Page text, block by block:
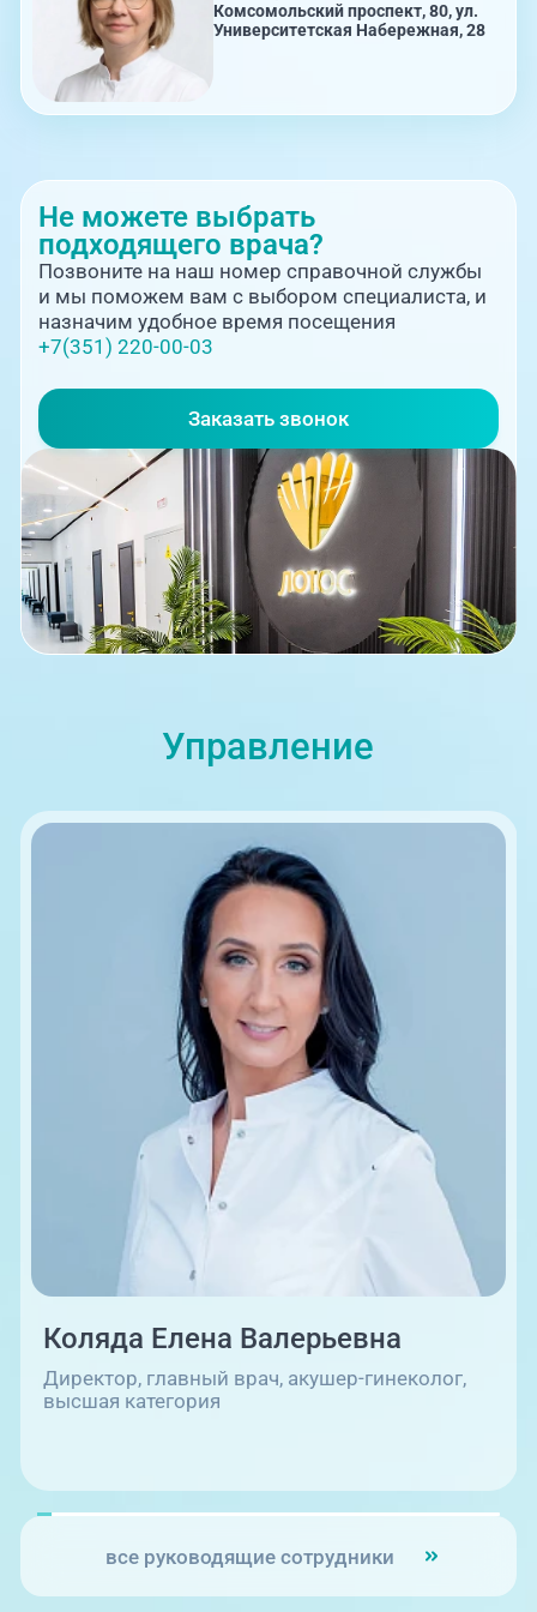
08:00-21:00
08:00-21:00
ул. 250-летия Челябинска, 73
ул. Университетская Набережная, 28
08:00-21:00
пр-т Ленина, 17
08:00-21:00
г. Копейск: пр-т Славы, 7
Комсомольский проспект, 80, ул.
Университетская Набережная, 28
Не можете выбрать
подходящего врача?
Позвоните на наш номер справочной службы
и мы поможем вам с выбором специалиста, и
назначим удобное время посещения
+7(351) 220-00-03
Заказать звонок
Управление
Коляда Елена Валерьевна
Директор, главный врач, акушер-гинеколог,
высшая категория
все руководящие сотрудники